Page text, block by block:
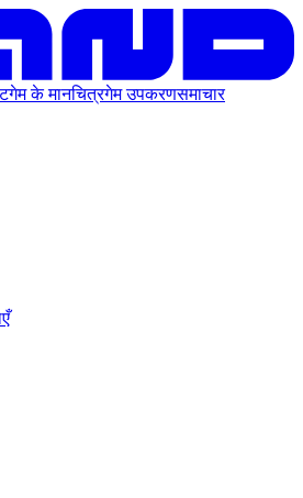
गेम के मानचित्रगेम उपकरणसमाचार